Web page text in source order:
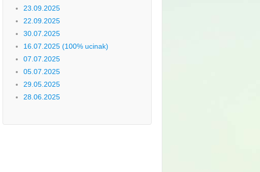
23.09.2025
22.09.2025
30.07.2025
16.07.2025 (100% ucinak)
07.07.2025
05.07.2025
29.05.2025
28.06.2025